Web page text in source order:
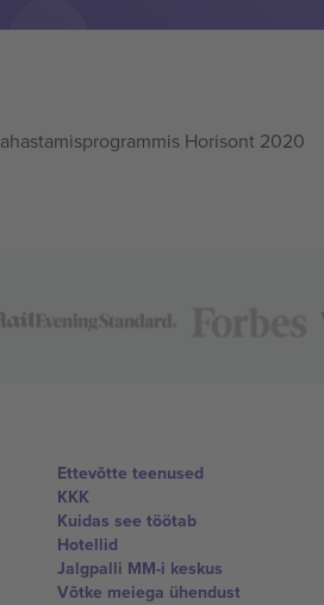
Horisont 2020
Ettevõtte teenused
KKK
Kuidas see töötab
Hotellid
Jalgpalli MM-i keskus
Võtke meiega ühendust